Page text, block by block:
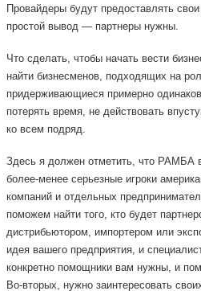
Провайдеры будут предоставлять
простой вывод — партнеры нужны.
Что сделать, чтобы начать вести
найти бизнесменов, подходящих на
придерживающиеся примерно
потерять время, не действовать
ко всем подряд.
Здесь я должен отметить, что РАМБА
более-менее серьезные игроки
компаний и отдельных
поможем найти того, кто будет
дистрибьютором, импортером или
идея вашего предприятия, и
конкретно помощники вам нужны, и
Во-вторых, нужно заинтересовать